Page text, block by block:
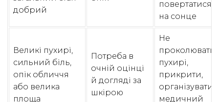
добрий
повертатися
на сонце
Великі пухирі,
сильний біль,
опік обличчя
або велика
площа
Потреба в
очній оцінці
й догляді за
шкірою
Не
проколювати
пухирі,
прикрити,
організувати
медичний